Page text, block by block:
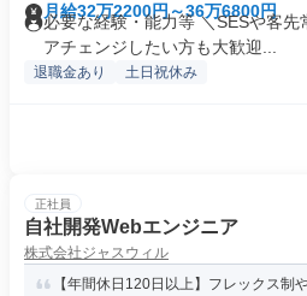
月給32万2200円～36万6800円
必要な経験・能力等 ＼SESや客先
アチェンジしたい方も大歓迎...
退職金あり 土日祝休み
正社員
自社開発Webエンジニア
株式会社ジャスウィル
【年間休日120日以上】フレックス制